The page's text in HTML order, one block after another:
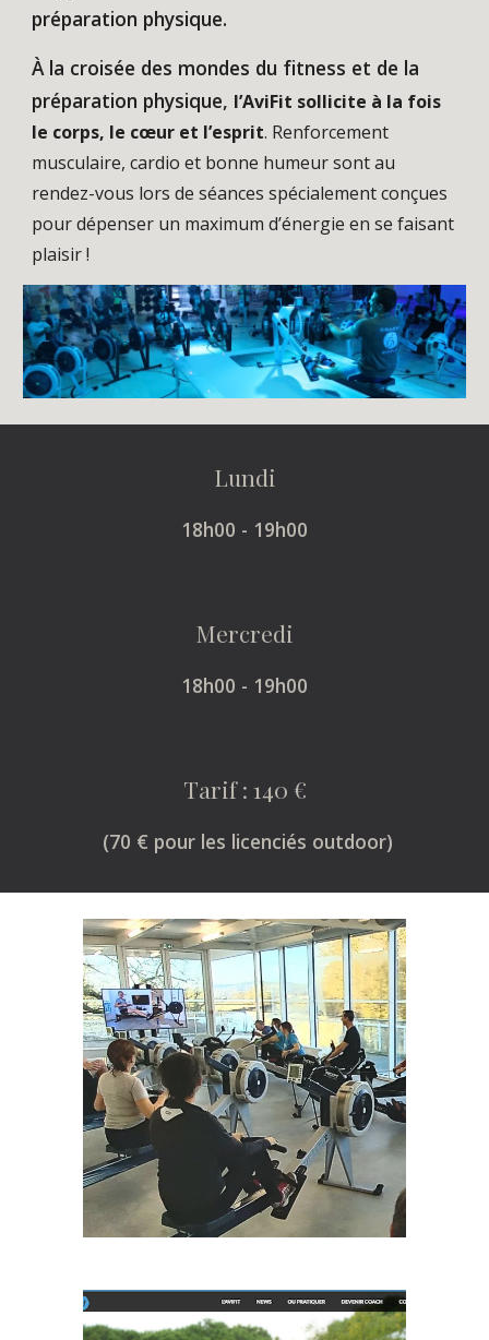
préparation physique.
À la croisée des mondes du fitness et de la
préparation physique, l’AviFit sollicite à la fois
le corps, le cœur et l’esprit. Renforcement
musculaire, cardio et bonne humeur sont au
rendez-vous lors de séances spécialement conçues
pour dépenser un maximum d’énergie en se faisant
plaisir !
Lundi
18h00 - 19h00
Mercredi
18h00 - 19h00
Tarif : 140 €
(70 € pour les licenciés outdoor)